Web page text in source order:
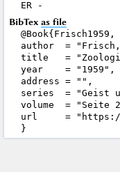
BibTex as file
@Book{Frisch1959,
author  =
title   =
year    = "1959",
address = "",
series  = "Geist
volume  = "Seite
url     = "https://